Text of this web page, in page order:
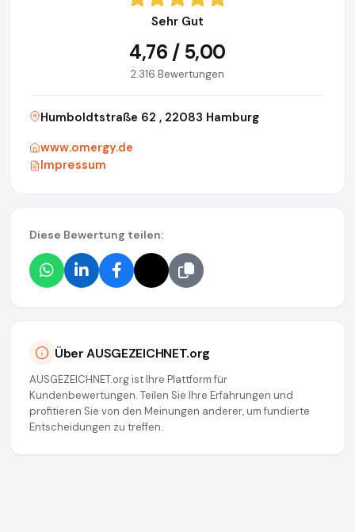
Sehr Gut
4,76 / 5,00
2.316 Bewertungen
Humboldtstraße 62 , 22083 Hamburg
www.omergy.de
Impressum
Diese Bewertung teilen:
Über AUSGEZEICHNET.org
AUSGEZEICHNET.org ist Ihre Plattform für
Kundenbewertungen. Teilen Sie Ihre Erfahrungen und
profitieren Sie von den Meinungen anderer, um fundierte
Entscheidungen zu treffen.